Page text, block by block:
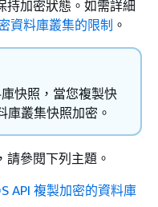
持加密狀態。如需詳細
資料庫叢集的限制 。
快照，當您複製快
庫叢集快照加密。
參閱下列主題。
API 複製加密的資料庫